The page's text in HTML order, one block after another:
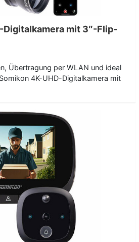
Digitalkamera mit 3″-Flip-
Übertragung per WLAN und ideal
4K-UHD-Digitalkamera mit